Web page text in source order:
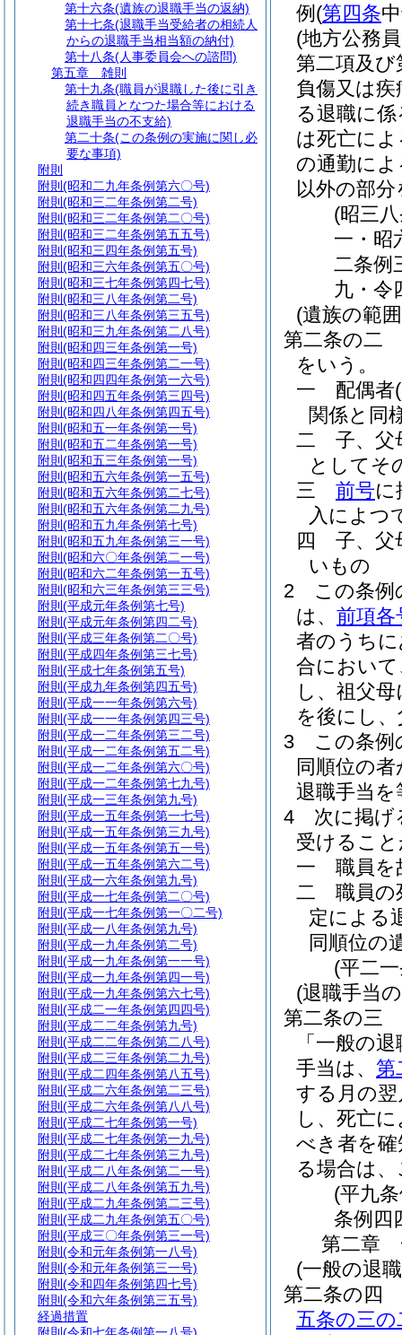
例 (第四条
(地方公務
第二項及
負傷又は疾
る退職に
は死亡に
の通勤に
以外の部
(昭三
一・昭
二条例
九・令
(遺族の範
第二条の二
をいう。
一
配偶者
関係と同
二
子、父
としてそ
三
前号に
入によつ
四
子、父
いもの
2
この条例
は、 前項各
者のうち
合におい
し、祖父
を後にし
3
この条例
同順位の
退職手当
4
次に掲げ
受けるこ
一
職員を
二
職員の
定による
同順位の
(平二
(退職手当
第二条の三
「一般の
手当は、 第
する月の
し、死亡
べき者を
る場合は
(平九
条例四
第二章
(一般の退
第二条の四
五条の三の
第十六条(遺族の退職手当の返納)
第十七条(退職手当受給者の相続人
からの退職手当相当額の納付)
第十八条(人事委員会への諮問)
第五章
雑則
第十九条(職員が退職した後に引き
続き職員となつた場合等における
退職手当の不支給)
第二十条(この条例の実施に関し必
要な事項)
附則
附則 (昭和二九年条例第六〇号)
附則 (昭和三二年条例第二号)
附則 (昭和三二年条例第二〇号)
附則 (昭和三二年条例第五五号)
附則 (昭和三四年条例第五号)
附則 (昭和三六年条例第五〇号)
附則 (昭和三七年条例第四七号)
附則 (昭和三八年条例第二号)
附則 (昭和三八年条例第三五号)
附則 (昭和三九年条例第二八号)
附則 (昭和四三年条例第一号)
附則 (昭和四三年条例第二一号)
附則 (昭和四四年条例第一六号)
附則 (昭和四五年条例第三四号)
附則 (昭和四八年条例第四五号)
附則 (昭和五一年条例第一号)
附則 (昭和五二年条例第一号)
附則 (昭和五三年条例第一号)
附則 (昭和五六年条例第一五号)
附則 (昭和五六年条例第二七号)
附則 (昭和五六年条例第二九号)
附則 (昭和五九年条例第七号)
附則 (昭和五九年条例第三一号)
附則 (昭和六〇年条例第二一号)
附則 (昭和六二年条例第一五号)
附則 (昭和六三年条例第三三号)
附則 (平成元年条例第七号)
附則 (平成元年条例第四二号)
附則 (平成三年条例第二〇号)
附則 (平成四年条例第三七号)
附則 (平成七年条例第五号)
附則 (平成九年条例第四五号)
附則 (平成一一年条例第六号)
附則 (平成一一年条例第四三号)
附則 (平成一二年条例第三二号)
附則 (平成一二年条例第五二号)
附則 (平成一二年条例第六〇号)
附則 (平成一二年条例第七九号)
附則 (平成一三年条例第九号)
附則 (平成一五年条例第一七号)
附則 (平成一五年条例第三九号)
附則 (平成一五年条例第五一号)
附則 (平成一五年条例第六二号)
附則 (平成一六年条例第九号)
附則 (平成一七年条例第二〇号)
附則 (平成一七年条例第一〇二号)
附則 (平成一八年条例第九号)
附則 (平成一九年条例第二号)
附則 (平成一九年条例第一一号)
附則 (平成一九年条例第四一号)
附則 (平成一九年条例第六七号)
附則 (平成二一年条例第四四号)
附則 (平成二二年条例第九号)
附則 (平成二二年条例第二八号)
附則 (平成二三年条例第二九号)
附則 (平成二四年条例第八五号)
附則 (平成二六年条例第二三号)
附則 (平成二六年条例第八八号)
附則 (平成二七年条例第一号)
附則 (平成二七年条例第一九号)
附則 (平成二七年条例第三九号)
附則 (平成二八年条例第二一号)
附則 (平成二八年条例第五九号)
附則 (平成二九年条例第二三号)
附則 (平成二九年条例第五〇号)
附則 (平成三〇年条例第三一号)
附則 (令和元年条例第一八号)
附則 (令和元年条例第三一号)
附則 (令和四年条例第四七号)
附則 (令和六年条例第三五号)
経過措置